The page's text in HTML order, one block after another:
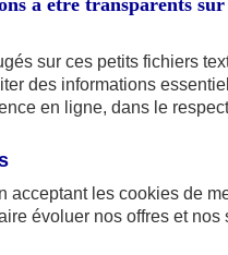
sur ces petits fichiers
des informations
en ligne, dans le
acceptant les cookies de
évoluer nos offres et nos